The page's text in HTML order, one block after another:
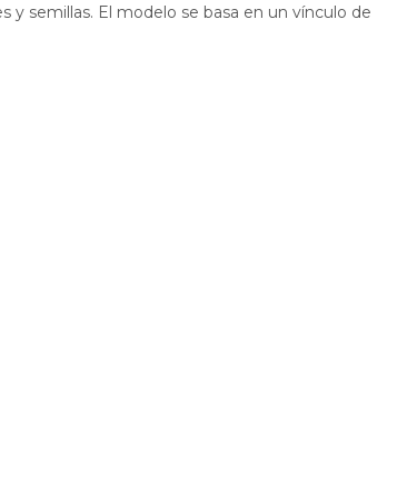
y semillas. El modelo se basa en un vínculo de